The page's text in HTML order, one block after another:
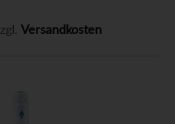
Versandkosten